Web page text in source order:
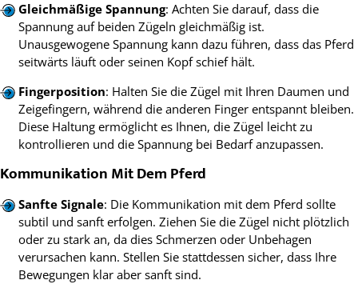
Gleichmäßige Spannung: Achten Sie darauf, dass die
Spannung auf beiden Zügeln gleichmäßig ist.
Unausgewogene Spannung kann dazu führen, dass das Pferd
seitwärts läuft oder seinen Kopf schief hält.
Fingerposition: Halten Sie die Zügel mit Ihren Daumen und
Zeigefingern, während die anderen Finger entspannt bleiben.
Diese Haltung ermöglicht es Ihnen, die Zügel leicht zu
kontrollieren und die Spannung bei Bedarf anzupassen.
Kommunikation Mit Dem Pferd
Sanfte Signale: Die Kommunikation mit dem Pferd sollte
subtil und sanft erfolgen. Ziehen Sie die Zügel nicht plötzlich
oder zu stark an, da dies Schmerzen oder Unbehagen
verursachen kann. Stellen Sie stattdessen sicher, dass Ihre
Bewegungen klar aber sanft sind.